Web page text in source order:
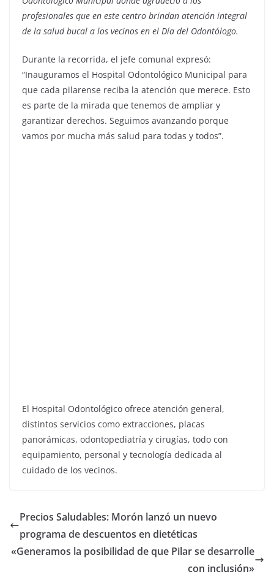
profesionales que en este centro brindan atención integral
de la salud bucal a los vecinos en el Día del Odontólogo.
Durante la recorrida, el jefe comunal expresó:
“Inauguramos el Hospital Odontológico Municipal para
que cada pilarense reciba la atención que merece. Esto
es parte de la mirada que tenemos de ampliar y
garantizar derechos. Seguimos avanzando porque
vamos por mucha más salud para todas y todos”.
El Hospital Odontológico ofrece atención general,
distintos servicios como extracciones, placas
panorámicas, odontopediatría y cirugías, todo con
equipamiento, personal y tecnología dedicada al
cuidado de los vecinos.
Precios Saludables: Morón lanzó un nuevo
programa de descuentos en dietéticas
«Generamos la posibilidad de que Pilar se desarrolle
con inclusión»